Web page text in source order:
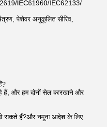
IEC61960/IEC62133/
पेशेवर अनुकूलित सीरिव,
और हम दोनों सेल कारखाने और
हो सकते हैं?और नमूना आदेश के लिए